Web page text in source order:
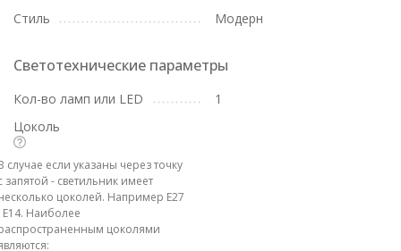
Стиль
Модерн
Светотехнические параметры
Кол-во ламп или LED
1
Цоколь
случае если указаны через точку
запятой - светильник имеет
цоколей. Например E27
E14. Наиболее
цоколями